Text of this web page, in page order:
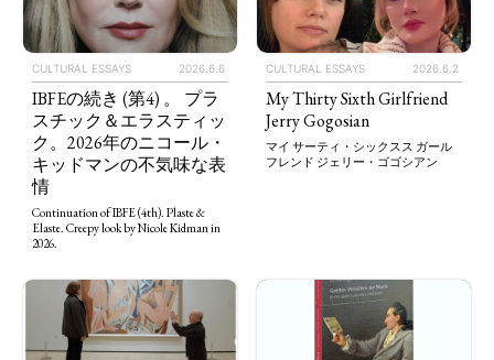
CULTURAL ESSAYS 2026.6.6
IBFEの続き (第4) 。 プラ
スチック＆エラスティッ
ク。2026年のニコール・
キッドマンの不気味な表
情
Continuation of IBFE (4th). Plaste &
Elaste. Creepy look by Nicole Kidman in
2026.
CULTURAL ESSAYS 2026.6.2
My Thirty Sixth Girlfriend
Jerry Gogosian
マイ サーティ・シックスス ガール
フレンド ジェリー・ゴゴシアン